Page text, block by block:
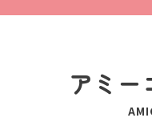
アミー